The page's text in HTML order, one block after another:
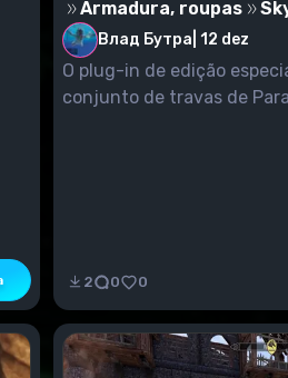
Armadura, roupas
Влад Бутра 12 dez
O plug-in de edição
conjunto de travas de
2 0 0